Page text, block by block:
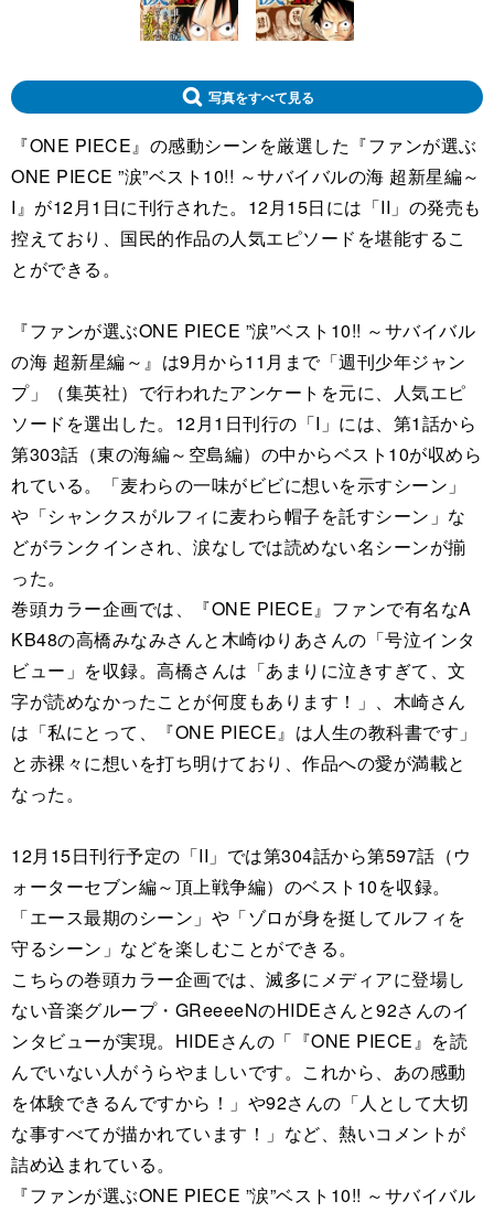
写真をすべて見る
『ONE PIECE』の感動シーンを厳選した『ファンが選ぶ
ONE PIECE ”涙”ベスト10!! ～サバイバルの海 超新星編～
I』が12月1日に刊行された。12月15日には「II」の発売も
控えており、国民的作品の人気エピソードを堪能するこ
とができる。
『ファンが選ぶONE PIECE ”涙”ベスト10!! ～サバイバル
の海 超新星編～』は9月から11月まで「週刊少年ジャン
プ」（集英社）で行われたアンケートを元に、人気エピ
ソードを選出した。12月1日刊行の「I」には、第1話から
第303話（東の海編～空島編）の中からベスト10が収めら
れている。「麦わらの一味がビビに想いを示すシーン」
や「シャンクスがルフィに麦わら帽子を託すシーン」な
どがランクインされ、涙なしでは読めない名シーンが揃
った。
巻頭カラー企画では、『ONE PIECE』ファンで有名なA
KB48の高橋みなみさんと木崎ゆりあさんの「号泣インタ
ビュー」を収録。高橋さんは「あまりに泣きすぎて、文
字が読めなかったことが何度もあります！」、木崎さん
は「私にとって、『ONE PIECE』は人生の教科書です」
と赤裸々に想いを打ち明けており、作品への愛が満載と
なった。
12月15日刊行予定の「II」では第304話から第597話（ウ
ォーターセブン編～頂上戦争編）のベスト10を収録。
「エース最期のシーン」や「ゾロが身を挺してルフィを
守るシーン」などを楽しむことができる。
こちらの巻頭カラー企画では、滅多にメディアに登場し
ない音楽グループ・GReeeeNのHIDEさんと92さんのイ
ンタビューが実現。HIDEさんの「『ONE PIECE』を読
んでいない人がうらやましいです。これから、あの感動
を体験できるんですから！」や92さんの「人として大切
な事すべてが描かれています！」など、熱いコメントが
詰め込まれている。
『ファンが選ぶONE PIECE ”涙”ベスト10!! ～サバイバル